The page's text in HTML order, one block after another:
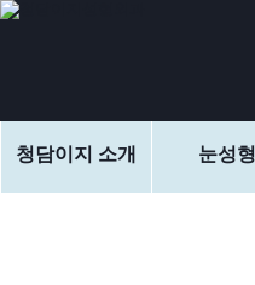
청담이지 소개 눈성형